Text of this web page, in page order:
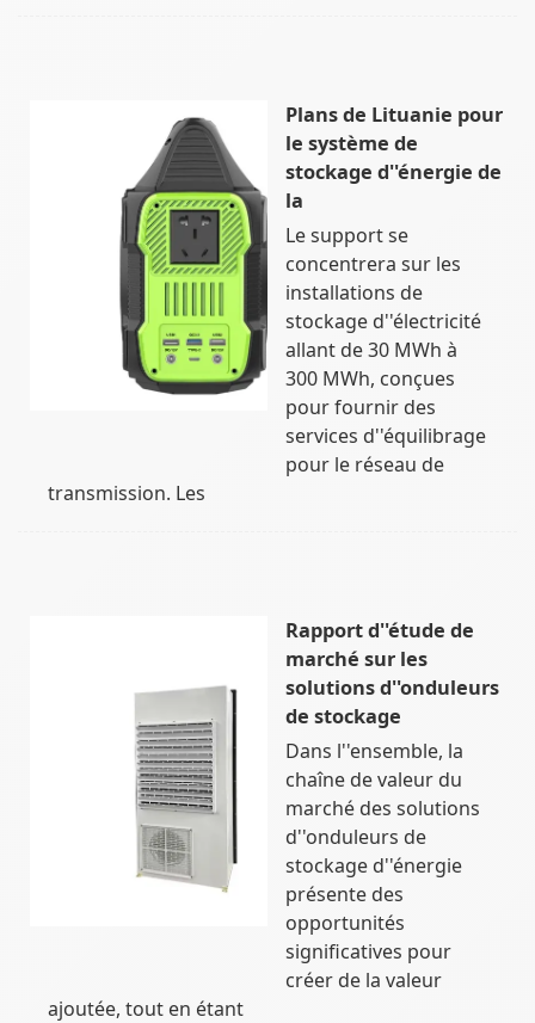
Plans de Lituanie pour
le système de
stockage d''énergie de
la
Le support se
concentrera sur les
installations de
stockage d''électricité
allant de 30 MWh à
300 MWh, conçues
pour fournir des
services d''équilibrage
pour le réseau de
transmission. Les
Rapport d''étude de
marché sur les
solutions d''onduleurs
de stockage
Dans l''ensemble, la
chaîne de valeur du
marché des solutions
d''onduleurs de
stockage d''énergie
présente des
opportunités
significatives pour
créer de la valeur
ajoutée, tout en étant